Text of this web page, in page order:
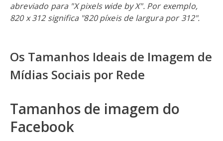
abreviado para "X pixels wide by X". Por exemplo,
820 x 312 significa "820 píxeis de largura por 312".
Os Tamanhos Ideais de Imagem de
Mídias Sociais por Rede
Tamanhos de imagem do
Facebook